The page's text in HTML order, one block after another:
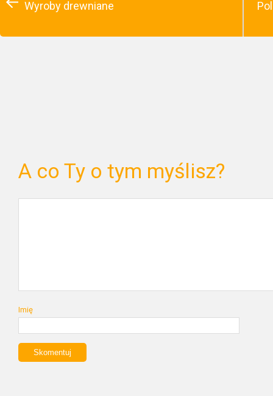
Wyroby drewniane
A co Ty o tym myślisz?
Imię